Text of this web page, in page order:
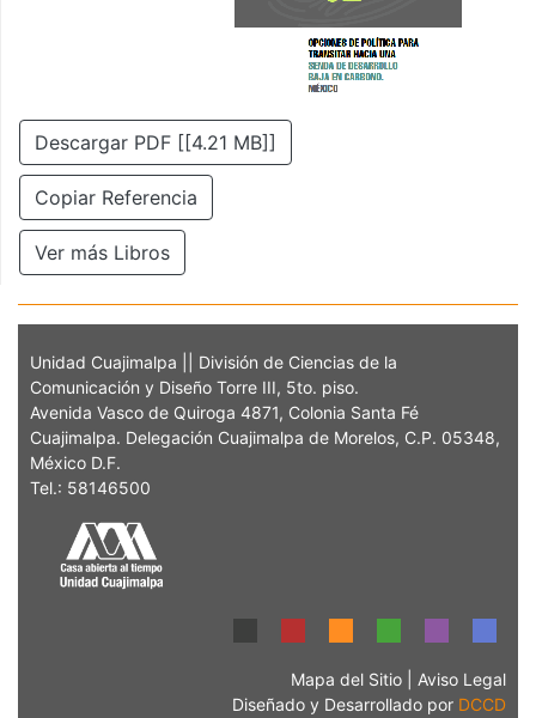
Descargar PDF [[4.21 MB]]
Copiar Referencia
Ver más Libros
Unidad Cuajimalpa || División de Ciencias de la
Comunicación y Diseño Torre III, 5to. piso.
Avenida Vasco de Quiroga 4871, Colonia Santa Fé
Cuajimalpa. Delegación Cuajimalpa de Morelos, C.P. 05348,
México D.F.
Tel.: 58146500
Mapa del Sitio
Aviso Legal
Diseñado y Desarrollado por DCCD